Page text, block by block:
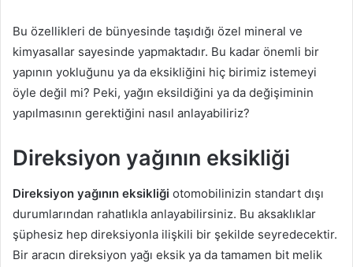
Bu özellikleri de bünyesinde taşıdığı özel mineral ve
kimyasallar sayesinde yapmaktadır. Bu kadar önemli bir
yapının yokluğunu ya da eksikliğini hiç birimiz istemeyi
öyle değil mi? Peki, yağın eksildiğini ya da değişiminin
yapılmasının gerektiğini nasıl anlayabiliriz?
Direksiyon yağının eksikliği
Direksiyon yağının eksikliği otomobilinizin standart dışı
durumlarından rahatlıkla anlayabilirsiniz. Bu aksaklıklar
şüphesiz hep direksiyonla ilişkili bir şekilde seyredecektir.
Bir aracın direksiyon yağı eksik ya da tamamen bit melik